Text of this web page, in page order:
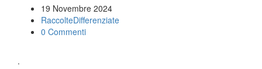
19 Novembre 2024
RaccolteDifferenziate
0 Commenti
.